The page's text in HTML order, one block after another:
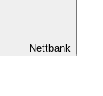
Nettbank